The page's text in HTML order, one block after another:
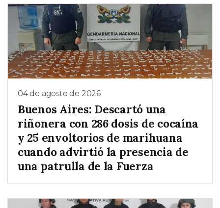
04 de agosto de 2026
Buenos Aires: Descartó una
riñonera con 286 dosis de cocaína
y 25 envoltorios de marihuana
cuando advirtió la presencia de
una patrulla de la Fuerza